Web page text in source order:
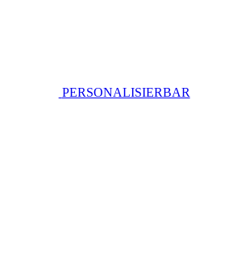
PERSONALISIERBAR